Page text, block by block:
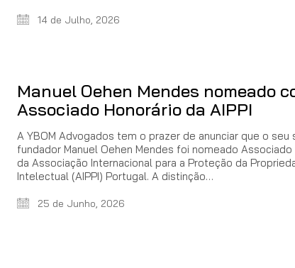
14 de Julho, 2026
Manuel Oehen Mendes nomeado
Associado Honorário da AIPPI
A YBOM Advogados tem o prazer de anunciar que o seu
fundador Manuel Oehen Mendes foi nomeado Associado
da Associação Internacional para a Proteção da
Intelectual (AIPPI) Portugal. A distinção…
25 de Junho, 2026